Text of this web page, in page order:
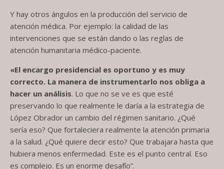
Y hay otros ángulos en la producción del servicio de
atención médica. Por ejemplo: la calidad de las
intervenciones que se están dando o las reglas de
atención humanitaria médico-paciente.
«El encargo presidencial es oportuno y es muy
correcto. La manera de instrumentarlo nos obliga a
hacer un análisis. Lo que no se ve es que esté
preservando lo que realmente le daría a la estrategia de
López Obrador un cambio del régimen sanitario. ¿Qué
sería eso? Que fortaleciera realmente la atención primaria
a la salud. ¿Qué quiere decir esto? Que trabajara hasta que
hubiera menos enfermedad. Este es el punto central. Eso
es complejo. Es un enorme desafío”.